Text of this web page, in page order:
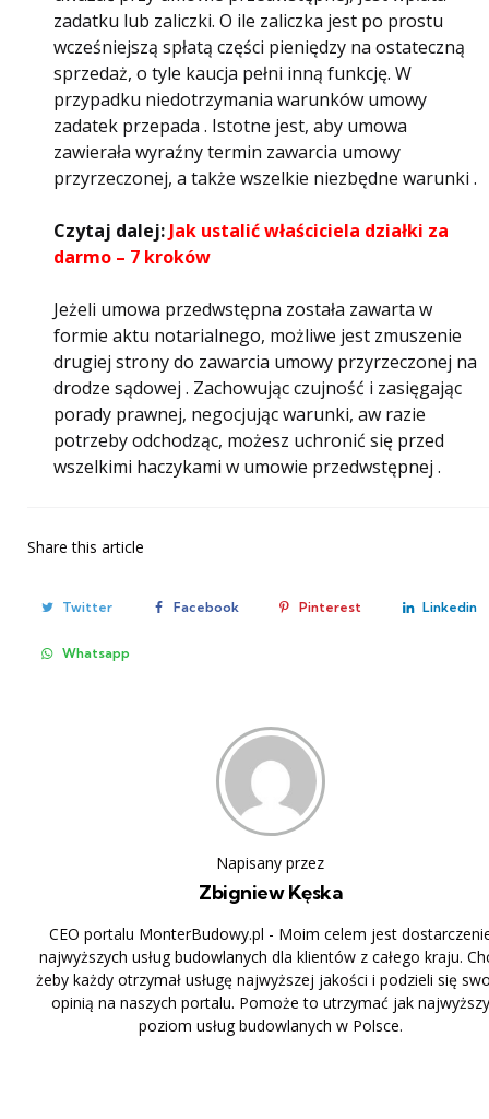
zadatku lub zaliczki. O ile zaliczka jest po prostu
wcześniejszą spłatą części pieniędzy na ostateczną
sprzedaż, o tyle kaucja pełni inną funkcję. W
przypadku niedotrzymania warunków umowy
zadatek przepada . Istotne jest, aby umowa
zawierała wyraźny termin zawarcia umowy
przyrzeczonej, a także wszelkie niezbędne warunki .
Czytaj dalej:Jak ustalić właściciela działki za
darmo – 7 kroków
Jeżeli umowa przedwstępna została zawarta w
formie aktu notarialnego, możliwe jest zmuszenie
drugiej strony do zawarcia umowy przyrzeczonej na
drodze sądowej . Zachowując czujność i zasięgając
porady prawnej, negocjując warunki, aw razie
potrzeby odchodząc, możesz uchronić się przed
wszelkimi haczykami w umowie przedwstępnej .
Share this article
Twitter Facebook Pinterest Linkedin
Whatsapp
Napisany przez
Zbigniew Kęska
CEO portalu MonterBudowy.pl - Moim celem jest
najwyższych usług budowlanych dla klientów z całego kraju.
żeby każdy otrzymał usługę najwyższej jakości i podzieli się
opinią na naszych portalu. Pomoże to utrzymać jak najwyższy
poziom usług budowlanych w Polsce.